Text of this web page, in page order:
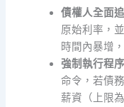
債權人全面
原始利率，
時間內暴增
強制執行程
命令，若債
薪資（上限